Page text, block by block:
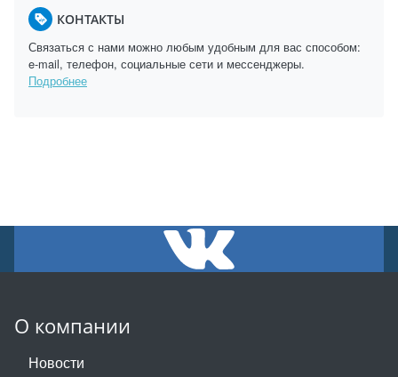
КОНТАКТЫ
Связаться с нами можно любым удобным для вас способом:
e-mail, телефон, социальные сети и мессенджеры.
Подробнее
О компании
Новости